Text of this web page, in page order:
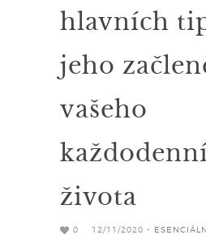
hlavních
jeho
vašeho
života
0 12/11/2020 -